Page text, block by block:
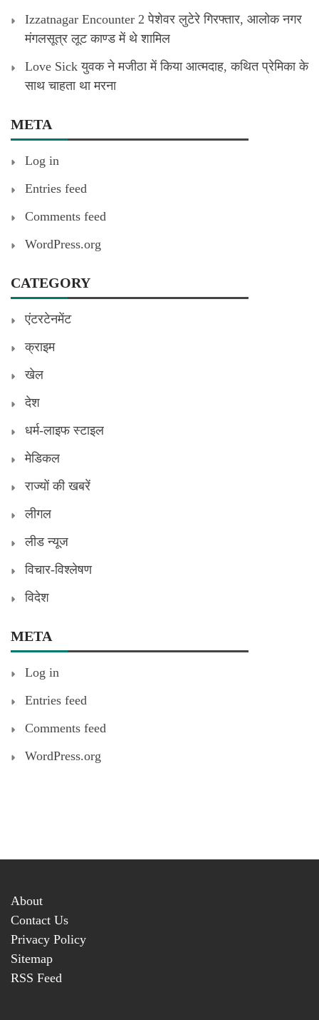
Izzatnagar Encounter 2 पेशेवर लुटेरे गिरफ्तार, आलोक नगर
मंगलसूत्र लूट काण्‍ड में थे शामिल
Love Sick युवक ने मजीठा में किया आत्मदाह, कथित प्रेमिका के
साथ चाहता था मरना
META
Log in
Entries feed
Comments feed
WordPress.org
CATEGORY
एंटरटेनमेंट
क्राइम
खेल
देश
धर्म-लाइफ स्टाइल
मेडिकल
राज्यों की खबरें
लीगल
लीड न्यूज
विचार-विश्लेषण
विदेश
META
Log in
Entries feed
Comments feed
WordPress.org
About
Contact Us
Privacy Policy
Sitemap
RSS Feed